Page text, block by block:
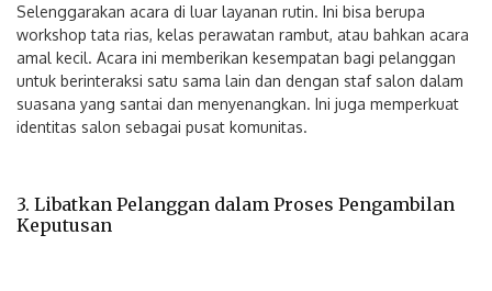
Selenggarakan acara di luar layanan rutin. Ini bisa berupa
workshop tata rias, kelas perawatan rambut, atau bahkan acara
amal kecil. Acara ini memberikan kesempatan bagi pelanggan
untuk berinteraksi satu sama lain dan dengan staf salon dalam
suasana yang santai dan menyenangkan. Ini juga memperkuat
identitas salon sebagai pusat komunitas.
3. Libatkan Pelanggan dalam Proses Pengambilan
Keputusan